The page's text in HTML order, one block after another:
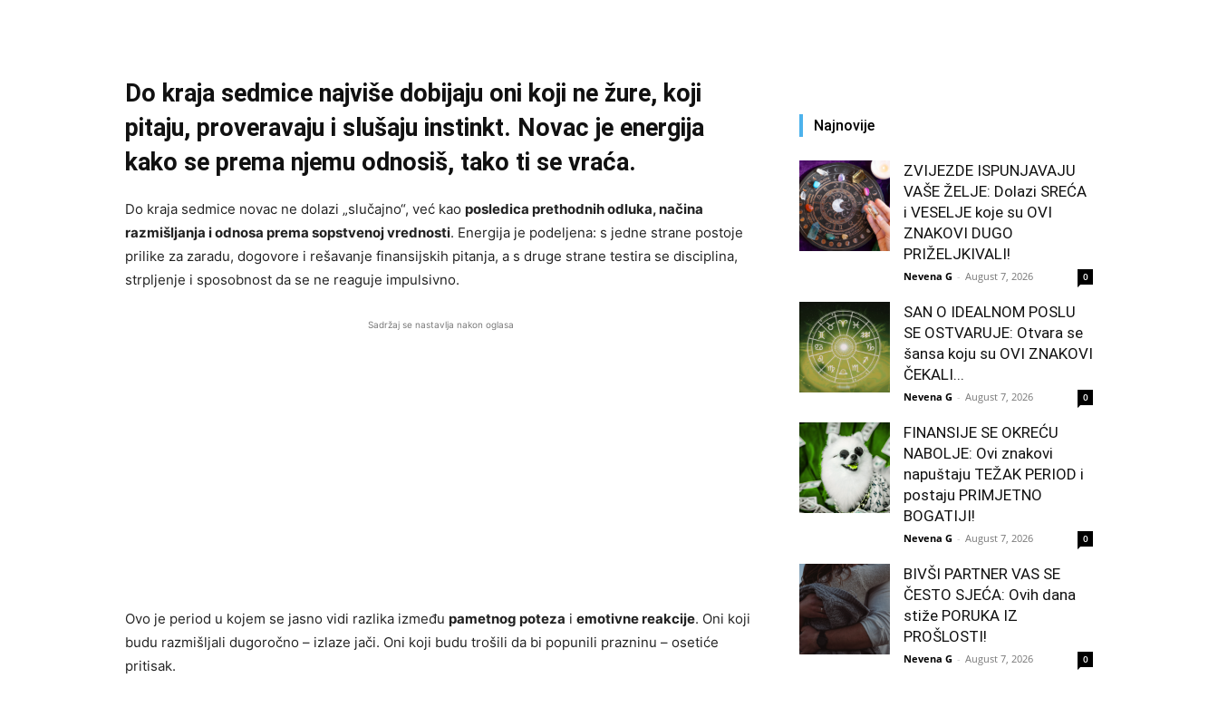
Do kraja sedmice najviše dobijaju oni koji ne žure, koji
pitaju, proveravaju i slušaju instinkt. Novac je energija
kako se prema njemu odnosiš, tako ti se vraća.
Do kraja sedmice novac ne dolazi „slučajno“, već kao posledica prethodnih odluka, načina
razmišljanja i odnosa prema sopstvenoj vrednosti. Energija je podeljena: s jedne strane postoje
prilike za zaradu, dogovore i rešavanje finansijskih pitanja, a s druge strane testira se disciplina,
strpljenje i sposobnost da se ne reaguje impulsivno.
Sadržaj se nastavlja nakon oglasa
Ovo je period u kojem se jasno vidi razlika između pametnog poteza i emotivne reakcije. Oni koji
budu razmišljali dugoročno – izlaze jači. Oni koji budu trošili da bi popunili prazninu – osetiće
pritisak.
Najnovije
ZVIJEZDE ISPUNJAVAJU
VAŠE ŽELJE: Dolazi SREĆA
i VESELJE koje su OVI
ZNAKOVI DUGO
PRIŽELJKIVALI!
Nevena G - August 7, 2026 0
SAN O IDEALNOM POSLU
SE OSTVARUJE: Otvara se
šansa koju su OVI ZNAKOVI
ČEKALI...
Nevena G - August 7, 2026 0
FINANSIJE SE OKREĆU
NABOLJE: Ovi znakovi
napuštaju TEŽAK PERIOD i
postaju PRIMJETNO
BOGATIJI!
Nevena G - August 7, 2026 0
BIVŠI PARTNER VAS SE
ČESTO SJEĆA: Ovih dana
stiže PORUKA IZ
PROŠLOSTI!
Nevena G - August 7, 2026 0